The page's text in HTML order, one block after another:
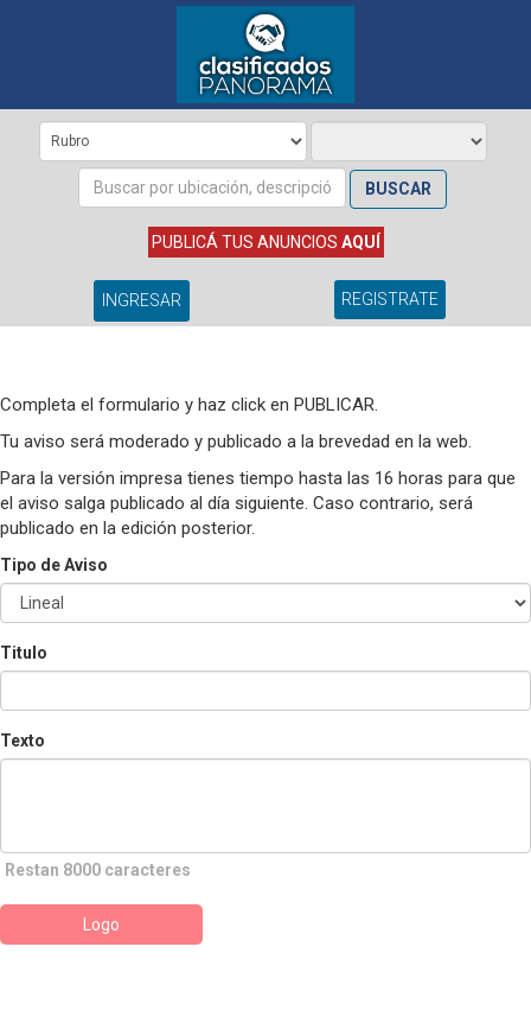
BUSCAR
PUBLICÁ TUS ANUNCIOS AQUÍ
INGRESAR REGISTRATE
Completa el formulario y haz click en PUBLICAR.
Tu aviso será moderado y publicado a la brevedad en la web.
Para la versión impresa tienes tiempo hasta las 16 horas para que
el aviso salga publicado al día siguiente. Caso contrario, será
publicado en la edición posterior.
Tipo de Aviso
Titulo
Texto
Restan 8000 caracteres
Logo